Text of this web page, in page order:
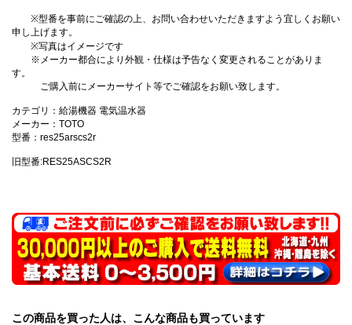
※型番を事前にご確認の上、お問い合わせいただきますよう宜しくお願い
申し上げます。
※写真はイメージです
※メーカー都合により外観・仕様は予告なく変更されることがありま
す。
ご購入前にメーカーサイト等でご確認をお願い致します。
カテゴリ：給湯機器 電気温水器
メーカー：TOTO
型番：res25arscs2r
旧型番:RES25ASCS2R
この商品を買った人は、こんな商品も買っています